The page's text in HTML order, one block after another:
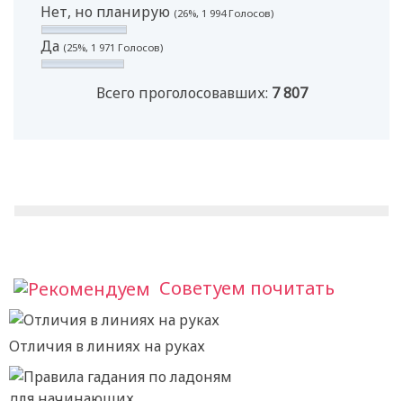
Нет, но планирую (26%, 1 994 Голосов)
Да (25%, 1 971 Голосов)
Всего проголосовавших: 7 807
Советуем почитать
Отличия в линиях на руках